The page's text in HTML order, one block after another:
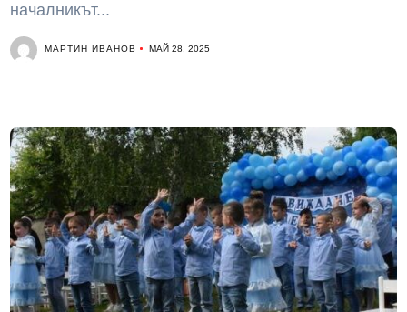
началникът...
МАРТИН ИВАНОВ МАЙ 28, 2025